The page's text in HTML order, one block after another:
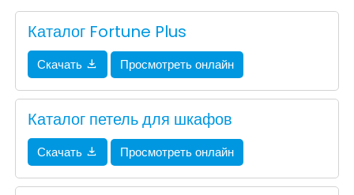
Каталог Fortune Plus
Скачать Просмотреть онлайн
Каталог петель для шкафов
Скачать Просмотреть онлайн